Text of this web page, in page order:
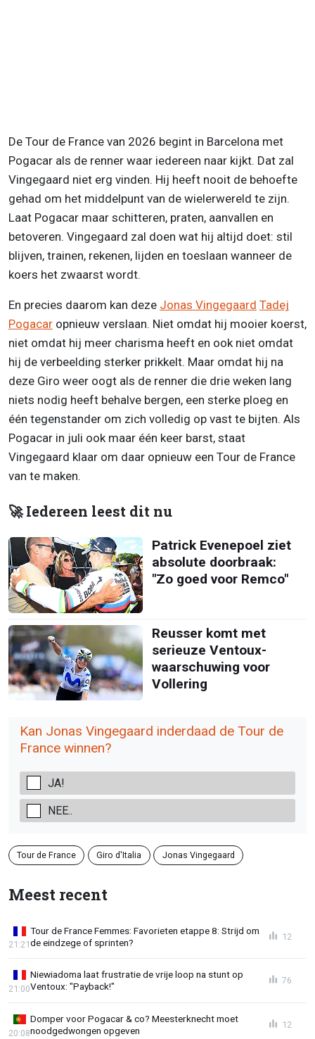
De Tour de France van 2026 begint in Barcelona met
Pogacar als de renner waar iedereen naar kijkt. Dat zal
Vingegaard niet erg vinden. Hij heeft nooit de behoefte
gehad om het middelpunt van de wielerwereld te zijn.
Laat Pogacar maar schitteren, praten, aanvallen en
betoveren. Vingegaard zal doen wat hij altijd doet: stil
blijven, trainen, rekenen, lijden en toeslaan wanneer de
koers het zwaarst wordt.
En precies daarom kan deze Jonas Vingegaard Tadej
Pogacar opnieuw verslaan. Niet omdat hij mooier koerst,
niet omdat hij meer charisma heeft en ook niet omdat
hij de verbeelding sterker prikkelt. Maar omdat hij na
deze Giro weer oogt als de renner die drie weken lang
niets nodig heeft behalve bergen, een sterke ploeg en
één tegenstander om zich volledig op vast te bijten. Als
Pogacar in juli ook maar één keer barst, staat
Vingegaard klaar om daar opnieuw een Tour de France
van te maken.
🚀 Iedereen leest dit nu
Patrick Evenepoel ziet
absolute doorbraak:
"Zo goed voor Remco"
Reusser komt met
serieuze Ventoux-
waarschuwing voor
Vollering
Kan Jonas Vingegaard inderdaad de Tour de
France winnen?
JA!
NEE..
Tour de France Giro d'Italia Jonas Vingegaard
Meest recent
Tour de France Femmes: Favorieten etappe 8: Strijd om
de eindzege of sprinten?
21:21
12
Niewiadoma laat frustratie de vrije loop na stunt op
Ventoux: "Payback!"
21:00
76
Domper voor Pogacar & co? Meesterknecht moet
noodgedwongen opgeven
20:08
12